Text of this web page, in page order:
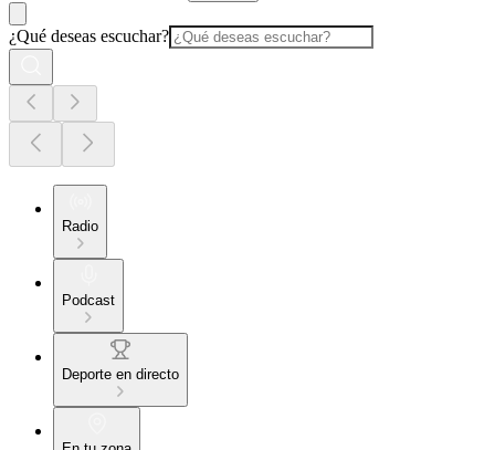
¿Qué deseas escuchar?
Radio
Podcast
Deporte en directo